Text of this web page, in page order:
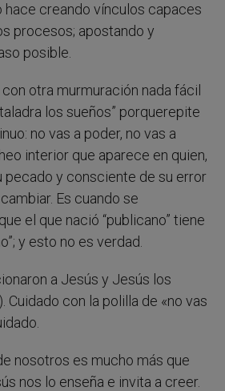
hace creando vínculos capaces
procesos; apostando y
posible.
otra murmuración nada fácil
los sueños” porquerepite
no vas a poder, no vas a
interior que aparece en quien,
pecado y consciente de su error
Es cuando se
el que nació “publicano” tiene
y esto no es verdad.
a Jesús y Jesús los
Cuidado con la polilla de «no vas
nosotros es mucho más que
nos lo enseña e invita a creer.